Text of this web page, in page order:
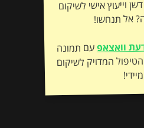
אל תנחשו!
וואצאפעם תמונה
– ונתאים לכם את הטיפול המדויק לשיקום
מיידי!